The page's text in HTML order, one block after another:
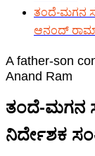
ತಂದೆ-ಮಗನ
ಆನಂದ್
A father-son
Anand Ram
ತಂದೆ-ಮಗನ
ನಿರ್ದೇಶಕ